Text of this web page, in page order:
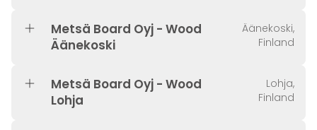
Metsä Board Oyj - Wood
Äänekoski
Äänekoski,
Finland
Metsä Board Oyj - Wood
Lohja
Lohja,
Finland